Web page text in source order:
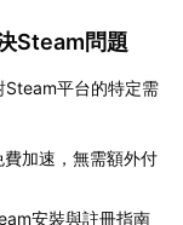
Steam問題
Steam平台的特定需
加速，無需額外付
安裝與註冊指南